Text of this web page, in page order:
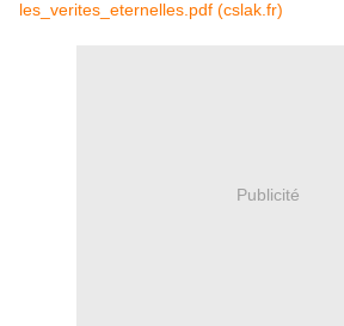
les_verites_eternelles.pdf (cslak.fr)
Publicité